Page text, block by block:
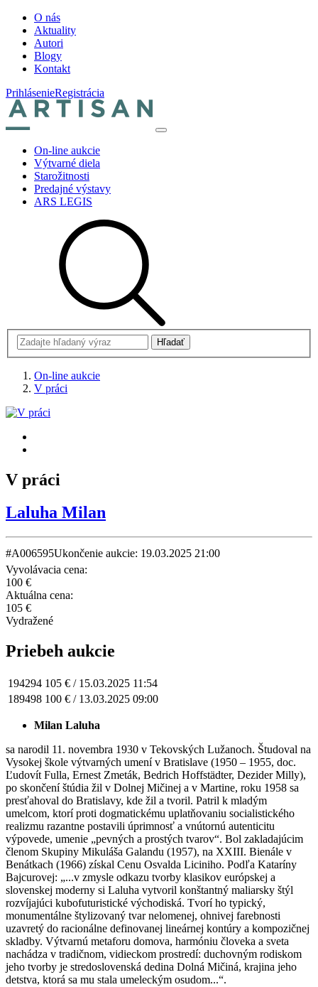
O nás
Aktuality
Autori
Blogy
Kontakt
PrihlásenieRegistrácia
On-line aukcie
Výtvarné diela
Starožitnosti
Predajné výstavy
ARS LEGIS
On-line aukcie
V práci
V práci
Laluha Milan
#A006595Ukončenie aukcie: 19.03.2025 21:00
Vyvolávacia cena:
100 €
Aktuálna cena:
105 €
Vydražené
Priebeh aukcie
194294 105 € / 15.03.2025 11:54
189498 100 € / 13.03.2025 09:00
Milan Laluha
sa narodil 11. novembra 1930 v Tekovských Lužanoch. Študoval na
Vysokej škole výtvarných umení v Bratislave (1950 – 1955, doc.
Ľudovít Fulla, Ernest Zmeták, Bedrich Hoffstädter, Dezider Milly),
po skončení štúdia žil v Dolnej Mičinej a v Martine, roku 1958 sa
presťahoval do Bratislavy, kde žil a tvoril. Patril k mladým
umelcom, ktorí proti dogmatickému uplatňovaniu socialistického
realizmu razantne postavili úprimnosť a vnútornú autenticitu
výpovede, umenie „pevných a prostých tvarov“. Bol zakladajúcim
členom Skupiny Mikuláša Galandu (1957), na XXIII. Bienále v
Benátkach (1966) získal Cenu Osvalda Liciniho. Podľa Kataríny
Bajcurovej: „...v zmysle odkazu tvorby klasikov európskej a
slovenskej moderny si Laluha vytvoril konštantný maliarsky štýl
rozvíjajúci kubofuturistické východiská. Tvorí ho typický,
monumentálne štylizovaný tvar nelomenej, ohnivej farebnosti
uzavretý do racionálne definovanej lineárnej kontúry a kompozičnej
skladby. Výtvarnú metaforu domova, harmóniu človeka a sveta
nachádza v tradičnom, vidieckom prostredí: duchovným rodiskom
jeho tvorby je stredoslovenská dedina Dolná Mičiná, krajina jeho
detstva, ktorá sa mu stala umeleckým osudom...“.